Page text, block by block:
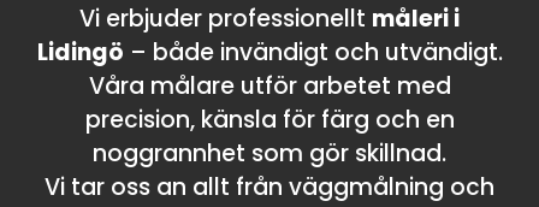
Vi erbjuder professionellt måleri i
Lidingö – både invändigt och utvändigt.
Våra målare utför arbetet med
precision, känsla för färg och en
noggrannhet som gör skillnad.
Vi tar oss an allt från väggmålning och